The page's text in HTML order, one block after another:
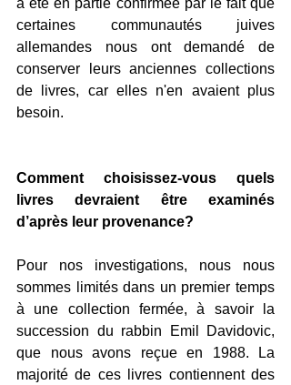
a été en partie confirmée par le fait que
certaines communautés juives
allemandes nous ont demandé de
conserver leurs anciennes collections
de livres, car elles n'en avaient plus
besoin.
Comment choisissez-vous quels
livres devraient être examinés
d’après leur provenance?
Pour nos investigations, nous nous
sommes limités dans un premier temps
à une collection fermée, à savoir la
succession du rabbin Emil Davidovic,
que nous avons reçue en 1988. La
majorité de ces livres contiennent des